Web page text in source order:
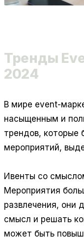
Тренды
2024
В мире event-
насыщенным и
трендов, которые
мероприятий,
Ивенты со
Мероприятия
развлечения, они
смысл и решать
может быть